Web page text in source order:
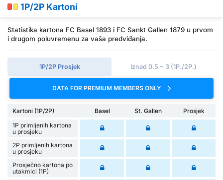
1P/2P Kartoni
Statistika kartona FC Basel 1893 i FC Sankt Gallen 1879 u prvom
i drugom poluvremenu za vaša predviđanja.
1P/2P Prosjek Iznad 0.5 ~ 3 (1P./2P.)
DATA FOR PREMIUM MEMBERS ONLY
Kartoni (1P/2P) Basel St. Gallen
Prosjek
1P primljenih kartona
u prosjeku
2P primljenih kartona
u prosjeku
Prosječno kartona po
utakmici (1P)